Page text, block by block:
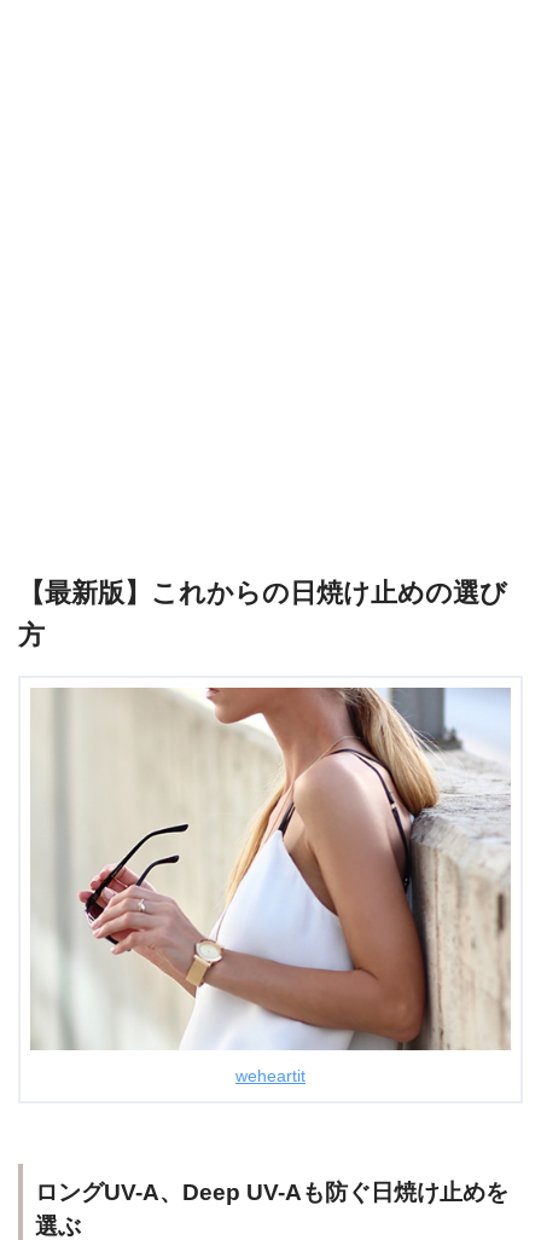
【最新版】これからの日焼け止めの選び
方
weheartit
ロングUV-A、Deep UV-Aも防ぐ日焼け止めを
選ぶ